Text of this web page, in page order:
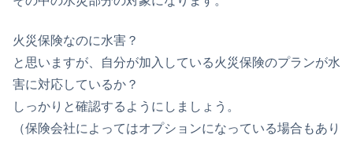
火災保険なのに水害？
と思いますが、自分が加入している火災保険のプランが水
害に対応しているか？
しっかりと確認するようにしましょう。
（保険会社によってはオプションになっている場合もあり